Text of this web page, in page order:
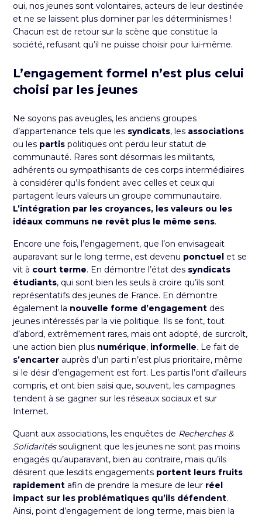
oui, nos jeunes sont volontaires, acteurs de leur destinée
et ne se laissent plus dominer par les déterminismes !
Chacun est de retour sur la scène que constitue la
société, refusant qu’il ne puisse choisir pour lui-même.
L’engagement formel n’est plus celui
choisi par les jeunes
Ne soyons pas aveugles, les anciens groupes
d’appartenance tels que les syndicats, les associations
ou les partis politiques ont perdu leur statut de
communauté. Rares sont désormais les militants,
adhérents ou sympathisants de ces corps intermédiaires
à considérer qu’ils fondent avec celles et ceux qui
partagent leurs valeurs un groupe communautaire.
L’intégration par les croyances, les valeurs ou les
idéaux communs ne revêt plus le même sens.
Encore une fois, l’engagement, que l’on envisageait
auparavant sur le long terme, est devenu ponctuel et se
vit à court terme. En démontre l’état des syndicats
étudiants, qui sont bien les seuls à croire qu’ils sont
représentatifs des jeunes de France. En démontre
également la nouvelle forme d’engagement des
jeunes intéressés par la vie politique. Ils se font, tout
d’abord, extrêmement rares, mais ont adopté, de surcroît,
une action bien plus numérique, informelle. Le fait de
s’encarter auprès d’un parti n’est plus prioritaire, même
si le désir d’engagement est fort. Les partis l’ont d’ailleurs
compris, et ont bien saisi que, souvent, les campagnes
tendent à se gagner sur les réseaux sociaux et sur
Internet.
Quant aux associations, les enquêtes de Recherches &
Solidaritéssoulignent que les jeunes ne sont pas moins
engagés qu’auparavant, bien au contraire, mais qu’ils
désirent que lesdits engagements portent leurs fruits
rapidement afin de prendre la mesure de leur réel
impact sur les problématiques qu’ils défendent.
Ainsi, point d’engagement de long terme, mais bien la